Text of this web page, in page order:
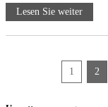
Lesen Sie weiter
1 2